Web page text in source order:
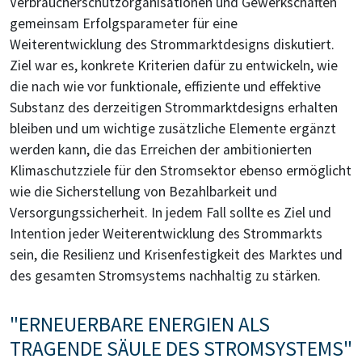
gemeinsam Erfolgsparameter für eine
Weiterentwicklung des Strommarktdesigns diskutiert.
Ziel war es, konkrete Kriterien dafür zu entwickeln, wie
die nach wie vor funktionale, effiziente und effektive
Substanz des derzeitigen Strommarktdesigns erhalten
bleiben und um wichtige zusätzliche Elemente ergänzt
werden kann, die das Erreichen der ambitionierten
Klimaschutzziele für den Stromsektor ebenso ermöglicht
wie die Sicherstellung von Bezahlbarkeit und
Versorgungssicherheit. In jedem Fall sollte es Ziel und
Intention jeder Weiterentwicklung des Strommarkts
sein, die Resilienz und Krisenfestigkeit des Marktes und
des gesamten Stromsystems nachhaltig zu stärken.
"ERNEUERBARE ENERGIEN ALS
TRAGENDE SÄULE DES STROMSYSTEMS"